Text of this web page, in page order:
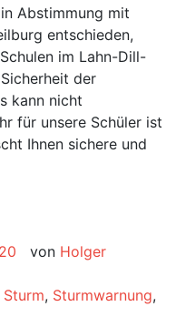
Abstimmung mit
entschieden,
im Lahn-Dill-
der
kann nicht
für unsere Schüler ist
Ihnen sichere und
von Holger
Sturm, Sturmwarnung,